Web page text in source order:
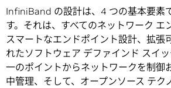
InfiniBand の設計は、4 つの基本要素
す。それは、すべてのネットワーク エ
スマートなエンドポイント設計、拡張
れたソフトウェア デファインド スイ
一のポイントからネットワークを制御
中管理、そして、オープンソース テク